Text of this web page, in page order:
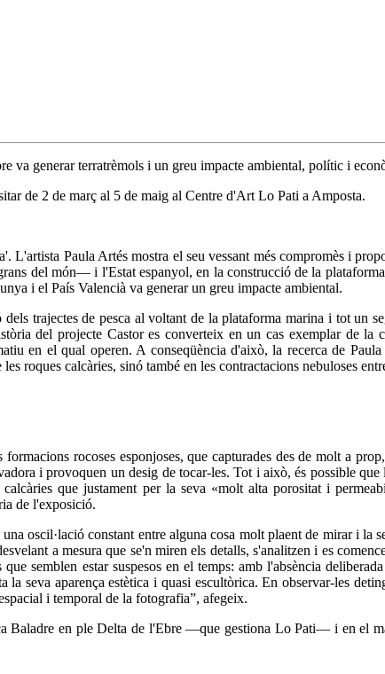
va generar terratrèmols i un greu impacte ambiental, polític i
de 2 de març al 5 de maig al Centre d'Art Lo Pati a Amposta.
Paula Artés mostra el seu vessant més compromès i
del món— i l'Estat espanyol, en la construcció de la
i el País Valencià va generar un greu impacte ambiental.
trajectes de pesca al voltant de la plataforma marina i tot un
del projecte Castor es converteix en un cas exemplar de la
en el qual operen. A conseqüència d'això, la recerca de
roques calcàries, sinó també en les contractacions nebuloses
rocoses esponjoses, que capturades des de molt a
i provoquen un desig de tocar-les. Tot i això, és possible
que justament per la seva «molt alta porositat i
de l'exposició.
oscil·lació constant entre alguna cosa molt plaent de mirar i la
a mesura que se'n miren els detalls, s'analitzen i es
semblen estar suspesos en el temps: amb l'absència
seva aparença estètica i quasi escultòrica. En observar-les
i temporal de la fotografia”, afegeix.
Baladre en ple Delta de l'Ebre —que gestiona Lo Pati— i en el